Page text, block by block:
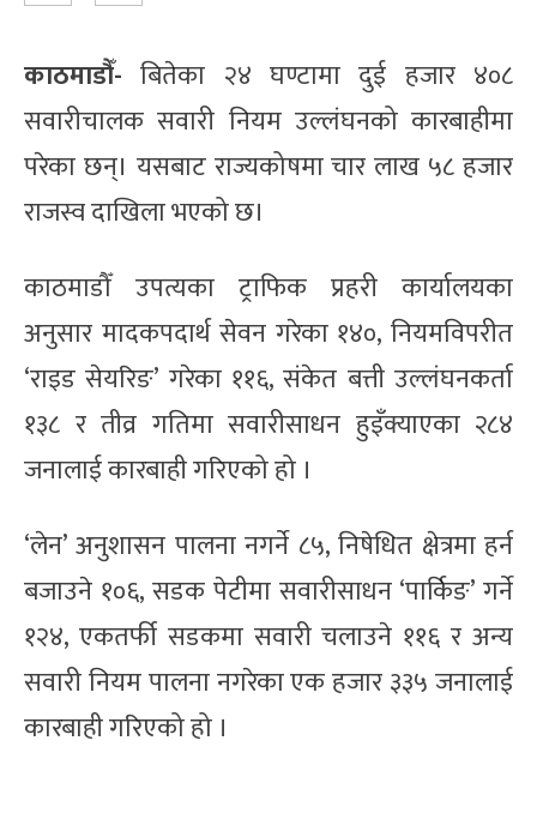
काठमाडौँ- बितेका २४ घण्टामा दुई हजार ४०८
सवारीचालक सवारी नियम उल्लंघनको कारबाहीमा
परेका छन्। यसबाट राज्यकोषमा चार लाख ५८ हजार
राजस्व दाखिला भएको छ।
काठमाडौँ उपत्यका ट्राफिक प्रहरी कार्यालयका
अनुसार मादकपदार्थ सेवन गरेका १४०, नियमविपरीत
‘राइड सेयरिङ’ गरेका ११६, संकेत बत्ती उल्लंघनकर्ता
१३८ र तीव्र गतिमा सवारीसाधन हुइँक्याएका २८४
जनालाई कारबाही गरिएको हो ।
‘लेन’ अनुशासन पालना नगर्ने ८५, निषेधित क्षेत्रमा हर्न
बजाउने १०६, सडक पेटीमा सवारीसाधन ‘पार्किङ’ गर्ने
१२४, एकतर्फी सडकमा सवारी चलाउने ११६ र अन्य
सवारी नियम पालना नगरेका एक हजार ३३५ जनालाई
कारबाही गरिएको हो ।